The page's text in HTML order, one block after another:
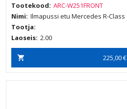
Tootekood: ARC-W251FRONT
Nimi: Ilmapussi etu Mercedes R-Class
Tootja:
Laoseis: 2.00
225,00 €